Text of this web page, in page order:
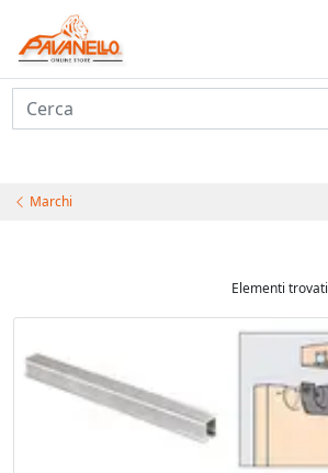
Cerca
Marchi
Elementi trovati